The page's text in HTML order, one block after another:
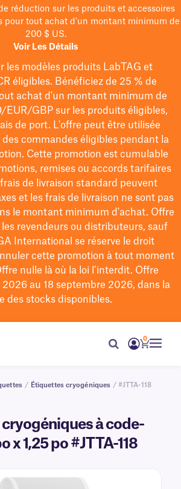
réduction sur les produits et accessoires
pour tout achat d'un montant minimum de
200 $ US.
Voir Les Détails
les modèles produits LabTAG et
éligibles. Bénéficiez de 25 % de
achat d'un montant minimum de
EUR/GBPsur les produits éligibles,
de port. L'offre peut être utilisée
commandes éligibles pendant la
Cette promotion est cumulable
remises ou accords tarifaires
frais de livraison standard peuvent
et les frais de livraison ne sont pas
le montant minimum d'achat. Offre
revendeurs ou distributeurs, sauf
International se réserve le droit
cette promotion à tout moment
nulle là où la loi l’interdit. Offre
au 18 septembre 2026, dans la
des stocks disponibles.
0
/ Étiquettes cryogéniques / #JTTA-118
à code-
x 1,25 po #JTTA-118